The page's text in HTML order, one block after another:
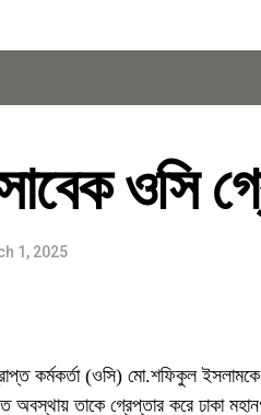
ওসি
1, 2025
কর্মকর্তা (ওসি) মো.শফিকুল
অবস্থায় তাকে গ্রেপ্তার করে ঢাকা